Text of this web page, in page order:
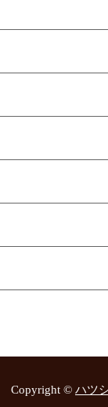
Copyright © ハツ